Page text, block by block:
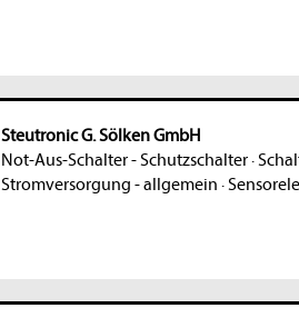
Steutronic G. Sölken GmbH
Not-Aus-Schalter - Schutzschalter·
Stromversorgung - allgemein ·